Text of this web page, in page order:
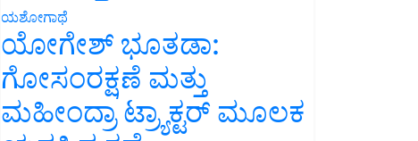
ಯಶೋಗಾಥೆ
ಯೋಗೇಶ್ ಭೂತಡಾ:
ಗೋಸಂರಕ್ಷಣೆ ಮತ್ತು
ಮಹೀಂದ್ರಾ ಟ್ರ್ಯಾಕ್ಟರ್ ಮೂಲಕ